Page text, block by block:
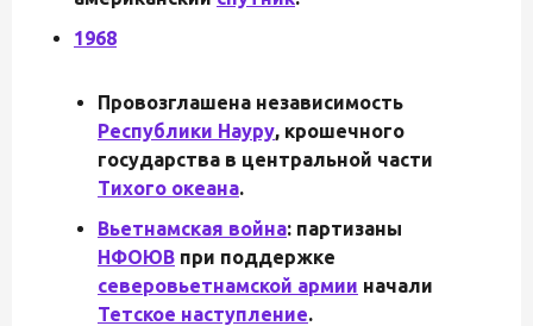
1968
Провозглашена независимость
Республики Науру, крошечного
государства в центральной части
Тихого океана.
Вьетнамская война: партизаны
НФОЮВ при поддержке
северовьетнамской армии начали
Тетское наступление.